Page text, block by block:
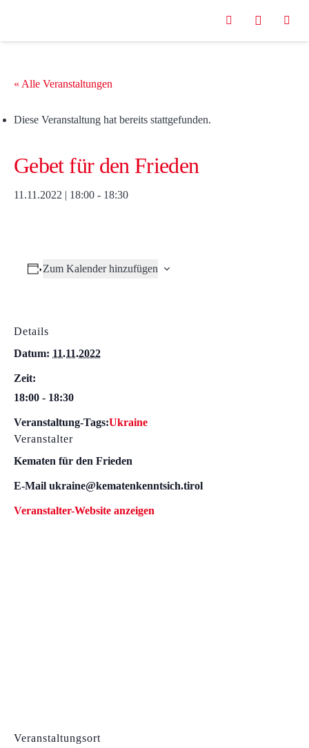
« Alle Veranstaltungen
Diese Veranstaltung hat bereits stattgefunden.
Gebet für den Frieden
11.11.2022 | 18:00 - 18:30
Zum Kalender hinzufügen
Details
Datum: 11.11.2022
Zeit:
18:00 - 18:30
Veranstaltung-Tags:Ukraine
Veranstalter
Kematen für den Frieden
E-Mail ukraine@kematenkenntsich.tirol
Veranstalter-Website anzeigen
Veranstaltungsort